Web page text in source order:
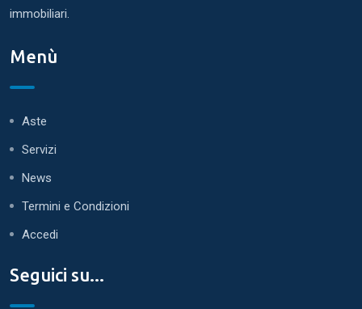
immobiliari.
Menù
Aste
Servizi
News
Termini e Condizioni
Accedi
Seguici su...